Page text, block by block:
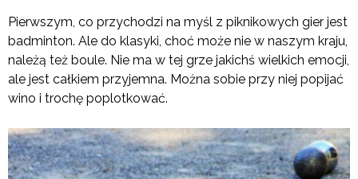
Pierwszym, co przychodzi na myśl z piknikowych gier jest
badminton. Ale do klasyki, choć może nie w naszym kraju,
należą też boule. Nie ma w tej grze jakichś wielkich emocji,
ale jest całkiem przyjemna. Można sobie przy niej popijać
wino i trochę poplotkować.